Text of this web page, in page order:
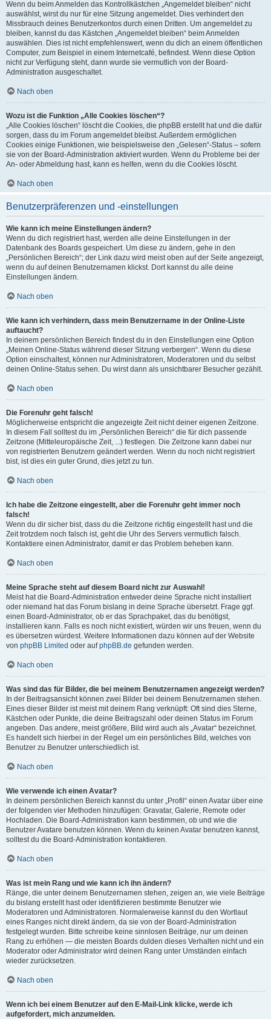
Wenn du beim Anmelden das Kontrollkästchen „Angemeldet bleiben“ nicht
auswählst, wirst du nur für eine Sitzung angemeldet. Dies verhindert den
Missbrauch deines Benutzerkontos durch einen Dritten. Um angemeldet zu
bleiben, kannst du das Kästchen „Angemeldet bleiben“ beim Anmelden
auswählen. Dies ist nicht empfehlenswert, wenn du dich an einem öffentlichen
Computer, zum Beispiel in einem Internetcafé, befindest. Wenn diese Option
nicht zur Verfügung steht, dann wurde sie vermutlich von der Board-
Administration ausgeschaltet.
Nach oben
Wozu ist die Funktion „Alle Cookies löschen“?
„Alle Cookies löschen“ löscht die Cookies, die phpBB erstellt hat und die dafür
sorgen, dass du im Forum angemeldet bleibst. Außerdem ermöglichen
Cookies einige Funktionen, wie beispielsweise den „Gelesen“-Status – sofern
sie von der Board-Administration aktiviert wurden. Wenn du Probleme bei der
An- oder Abmeldung hast, kann es helfen, wenn du die Cookies löscht.
Nach oben
Benutzerpräferenzen und -einstellungen
Wie kann ich meine Einstellungen ändern?
Wenn du dich registriert hast, werden alle deine Einstellungen in der
Datenbank des Boards gespeichert. Um diese zu ändern, gehe in den
„Persönlichen Bereich“; der Link dazu wird meist oben auf der Seite angezeigt,
wenn du auf deinen Benutzernamen klickst. Dort kannst du alle deine
Einstellungen ändern.
Nach oben
Wie kann ich verhindern, dass mein Benutzername in der Online-Liste
auftaucht?
In deinem persönlichen Bereich findest du in den Einstellungen eine Option
„Meinen Online-Status während dieser Sitzung verbergen“. Wenn du diese
Option einschaltest, können nur Administratoren, Moderatoren und du selbst
deinen Online-Status sehen. Du wirst dann als unsichtbarer Besucher gezählt.
Nach oben
Die Forenuhr geht falsch!
Möglicherweise entspricht die angezeigte Zeit nicht deiner eigenen Zeitzone.
In diesem Fall solltest du im „Persönlichen Bereich“ die für dich passende
Zeitzone (Mitteleuropäische Zeit, ...) festlegen. Die Zeitzone kann dabei nur
von registrierten Benutzern geändert werden. Wenn du noch nicht registriert
bist, ist dies ein guter Grund, dies jetzt zu tun.
Nach oben
Ich habe die Zeitzone eingestellt, aber die Forenuhr geht immer noch
falsch!
Wenn du dir sicher bist, dass du die Zeitzone richtig eingestellt hast und die
Zeit trotzdem noch falsch ist, geht die Uhr des Servers vermutlich falsch.
Kontaktiere einen Administrator, damit er das Problem beheben kann.
Nach oben
Meine Sprache steht auf diesem Board nicht zur Auswahl!
Meist hat die Board-Administration entweder deine Sprache nicht installiert
oder niemand hat das Forum bislang in deine Sprache übersetzt. Frage ggf.
einen Board-Administrator, ob er das Sprachpaket, das du benötigst,
installieren kann. Falls es noch nicht existiert, würden wir uns freuen, wenn du
es übersetzen würdest. Weitere Informationen dazu können auf der Website
von phpBB Limited oder aufphpBB.de gefunden werden.
Nach oben
Was sind das für Bilder, die bei meinem Benutzernamen angezeigt werden?
In der Beitragsansicht können zwei Bilder bei deinem Benutzernamen stehen.
Eines dieser Bilder ist meist mit deinem Rang verknüpft: Oft sind dies Sterne,
Kästchen oder Punkte, die deine Beitragszahl oder deinen Status im Forum
angeben. Das andere, meist größere, Bild wird auch als „Avatar“ bezeichnet.
Es handelt sich hierbei in der Regel um ein persönliches Bild, welches von
Benutzer zu Benutzer unterschiedlich ist.
Nach oben
Wie verwende ich einen Avatar?
In deinem persönlichen Bereich kannst du unter „Profil“ einen Avatar über eine
der folgenden vier Methoden hinzufügen: Gravatar, Galerie, Remote oder
Hochladen. Die Board-Administration kann bestimmen, ob und wie die
Benutzer Avatare benutzen können. Wenn du keinen Avatar benutzen kannst,
solltest du die Board-Administration kontaktieren.
Nach oben
Was ist mein Rang und wie kann ich ihn ändern?
Ränge, die unter deinem Benutzernamen stehen, zeigen an, wie viele Beiträge
du bislang erstellt hast oder identifizieren bestimmte Benutzer wie
Moderatoren und Administratoren. Normalerweise kannst du den Wortlaut
eines Ranges nicht direkt ändern, da sie von der Board-Administration
festgelegt wurden. Bitte schreibe keine sinnlosen Beiträge, nur um deinen
Rang zu erhöhen — die meisten Boards dulden dieses Verhalten nicht und ein
Moderator oder Administrator wird deinen Rang unter Umständen einfach
wieder zurücksetzen.
Nach oben
Wenn ich bei einem Benutzer auf den E-Mail-Link klicke, werde ich
aufgefordert, mich anzumelden.